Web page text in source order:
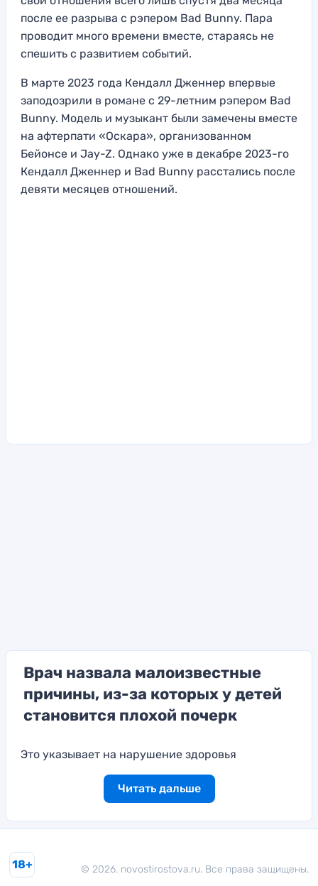
после ее разрыва с рэпером Bad Bunny. Пара
проводит много времени вместе, стараясь не
спешить с развитием событий.
В марте 2023 года Кендалл Дженнер впервые
заподозрили в романе с 29-летним рэпером Bad
Bunny. Модель и музыкант были замечены вместе
на афтерпати «Оскара», организованном
Бейонсе и Jay-Z. Однако уже в декабре 2023-го
Кендалл Дженнер и Bad Bunny расстались после
девяти месяцев отношений.
Врач назвала малоизвестные
причины, из-за которых у детей
становится плохой почерк
Это указывает на нарушение здоровья
Читать дальше
18+ © 2026. novostirostova.ru. Все права защищены.